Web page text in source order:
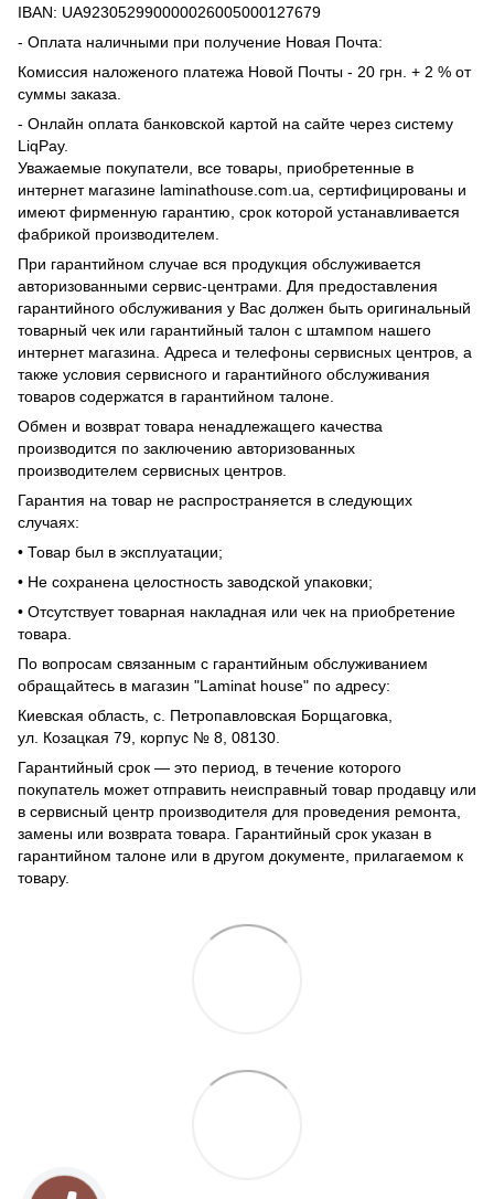
IВAN: UA923052990000026005000127679
- Оплата наличными при получение Новая Почта:
Комиссия наложеного платежа Новой Почты - 20 грн. + 2 % от
суммы заказа.
- Онлайн оплата банковской картой на сайте через систему
LiqPay.
Уважаемые покупатели, все товары, приобретенные в
интернет магазине laminathouse.com.ua, сертифицированы и
имеют фирменную гарантию, срок которой устанавливается
фабрикой производителем.
При гарантийном случае вся продукция обслуживается
авторизованными сервис-центрами. Для предоставления
гарантийного обслуживания у Вас должен быть оригинальный
товарный чек или гарантийный талон с штампом нашего
интернет магазина. Адреса и телефоны сервисных центров, а
также условия сервисного и гарантийного обслуживания
товаров содержатся в гарантийном талоне.
Обмен и возврат товара ненадлежащего качества
производится по заключению авторизованных
производителем сервисных центров.
Гарантия на товар не распространяется в следующих
случаях:
• Товар был в эксплуатации;
• Не сохранена целостность заводской упаковки;
• Отсутствует товарная накладная или чек на приобретение
товара.
По вопросам связанным с гарантийным обслуживанием
обращайтесь в магазин "Laminat house" по адресу:
Киевская область, с. Петропавловская Борщаговка,
ул. Козацкая 79, корпус № 8, 08130.
Гарантийный срок — это период, в течение которого
покупатель может отправить неисправный товар продавцу или
в сервисный центр производителя для проведения ремонта,
замены или возврата товара. Гарантийный срок указан в
гарантийном талоне или в другом документе, прилагаемом к
товару.